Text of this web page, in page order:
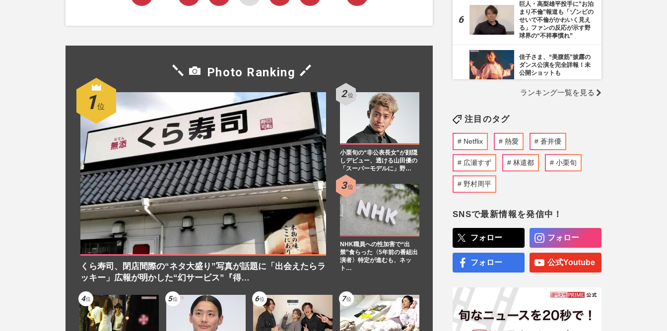
Photo Ranking
くら寿司、閉店間際の“ネタ大盛り”写真が話題に「出会えたらラ
ッキー」広報が明かした“幻サービス”『得…
小栗旬の“非公表長女”が顔隠
しデビュー、透ける山田優の
「スーパーモデルに」野…
NHK職員への性加害で“出
禁”食らった〈5年前の番組出
演者〉特定が進むも、ネッ
ト…
巨人・高梨雄平投手に”お泊
まり不倫”報道も「ゾンビの
せいで不倫がかわいく見え
る」ファンの反応が示す野
球界の“不祥事慣れ”
佳子さま、“美腹筋”披露の
ダンス公演を完全詳報！未
公開ショットも
《千葉市》路上喫煙「禁止
蒼井優主演・TBSドラマ
『Tシャツが乾くまで』が
激バズリ中「“考察ドラ
マ”とは一線を画している」
散りばめられた伏線よりも
ルメイクよりいい》の
声…“お嬢様な素顔”とのギ
NHK職員への性加害で“出
禁”食らった〈5年前の番組
出演者〉特定が進むも、ネ
ットで「無関係な個人名」
専門医が厳選した「がんに
ル秘テクニック、1日10点
満点の“早見シート”簡単管
ランキング一覧を見る
注目のタグ
Netflix 熱愛 蒼井優
広瀬すず 林遣都 小栗旬
野村周平
SNSで最新情報を発信中！
フォロー フォロー
フォロー 公式Youtube